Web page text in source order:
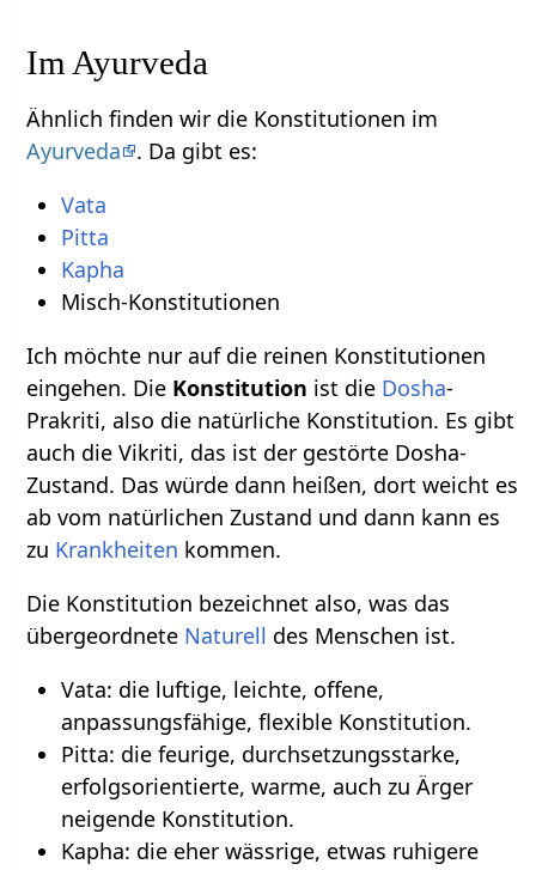
Im Ayurveda
Ähnlich finden wir die Konstitutionen im
Ayurveda
. Da gibt es:
Vata
Pitta
Kapha
Misch-Konstitutionen
Ich möchte nur auf die reinen Konstitutionen
eingehen. Die Konstitution ist die Dosha-
Prakriti, also die natürliche Konstitution. Es gibt
auch die Vikriti, das ist der gestörte Dosha-
Zustand. Das würde dann heißen, dort weicht es
ab vom natürlichen Zustand und dann kann es
zu Krankheiten kommen.
Die Konstitution bezeichnet also, was das
übergeordnete Naturell des Menschen ist.
Vata: die luftige, leichte, offene,
anpassungsfähige, flexible Konstitution.
Pitta: die feurige, durchsetzungsstarke,
erfolgsorientierte, warme, auch zu Ärger
neigende Konstitution.
Kapha: die eher wässrige, etwas ruhigere